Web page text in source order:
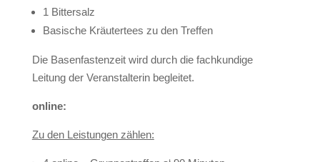
1 Bittersalz
Basische Kräutertees zu den Treffen
Die Basenfastenzeit wird durch die fachkundige
Leitung der Veranstalterin begleitet.
online:
Zu den Leistungen zählen: